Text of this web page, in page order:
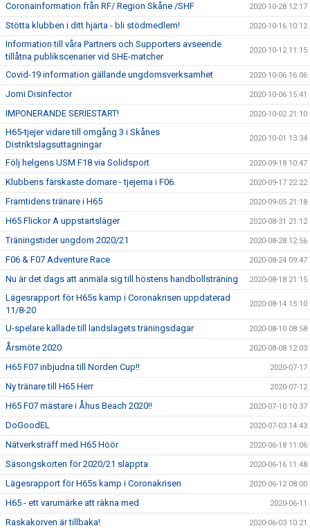
Coronainformation från RF/ Region Skåne /SHF 2020-10-28 12:17
Stötta klubben i ditt hjärta - bli stödmedlem! 2020-10-16 10:12
Information till våra Partners och Supporters avseende
tillåtna publikscenarier vid SHE-matcher
2020-10-12 11:15
Covid-19 information gällande ungdomsverksamhet 2020-10-06 16:06
Jomi Disinfector 2020-10-06 15:41
IMPONERANDE SERIESTART! 2020-10-02 21:10
H65-tjejer vidare till omgång 3 i Skånes
Distriktslagsuttagningar
2020-10-01 13:34
Följ helgens USM F18 via Solidsport 2020-09-18 10:47
Klubbens färskaste domare - tjejerna i F06. 2020-09-17 22:22
Framtidens tränare i H65 2020-09-05 21:18
H65 Flickor A uppstartsläger 2020-08-31 21:12
Träningstider ungdom 2020/21 2020-08-28 12:56
F06 & F07 Adventure Race 2020-08-24 09:47
Nu är det dags att anmäla sig till höstens handbollsträning 2020-08-18 21:15
Lägesrapport för H65s kamp i Coronakrisen uppdaterad
11/8-20
2020-08-14 15:10
U-spelare kallade till landslagets träningsdagar 2020-08-10 08:58
Årsmöte 2020 2020-08-08 12:03
H65 F07 inbjudna till Norden Cup!! 2020-07-17
Ny tränare till H65 Herr 2020-07-12
H65 F07 mästare i Åhus Beach 2020!! 2020-07-10 10:37
DoGoodEL 2020-07-03 14:43
Nätverksträff med H65 Höör 2020-06-18 11:06
Säsongskorten för 2020/21 släppta 2020-06-16 11:48
Lägesrapport för H65s kamp i Coronakrisen 2020-06-12 08:00
H65 - ett varumärke att räkna med 2020-06-11
Raskakorven är tillbaka! 2020-06-03 10:21